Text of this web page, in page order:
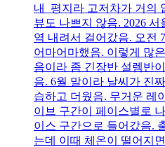
내 평지라 고저차가 거의
뷰도 나쁘지 않음. 2026
역 내려서 걸어갔음. 오전
어마어마했음. 이렇게 많
음이라 좀 긴장반 설렘반
음. 6월 말이라 날씨가 진
습하고 더웠음. 무거운 레
이브 구간이 페이스별로
이스 구간으로 들어갔음.
는데 이때 체온이 떨어지